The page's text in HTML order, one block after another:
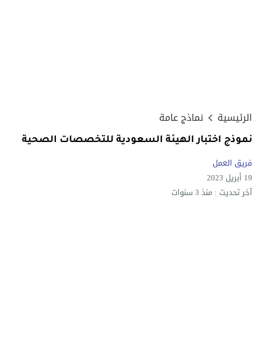
الرئيسية نماذج عامة
نموذج اختبار الهيئة السعودية للتخصصات الصحية
فريق العمل
19 أبريل 2023
آخر تحديث : منذ 3 سنوات